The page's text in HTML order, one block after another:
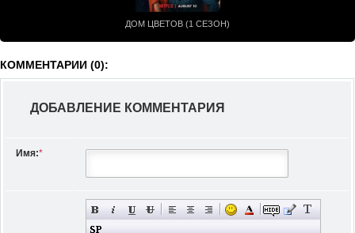
ДОМ ЦВЕТОВ (1 СЕЗОН)
КОММЕНТАРИИ (0):
ДОБАВЛЕНИЕ КОММЕНТАРИЯ
Имя:*